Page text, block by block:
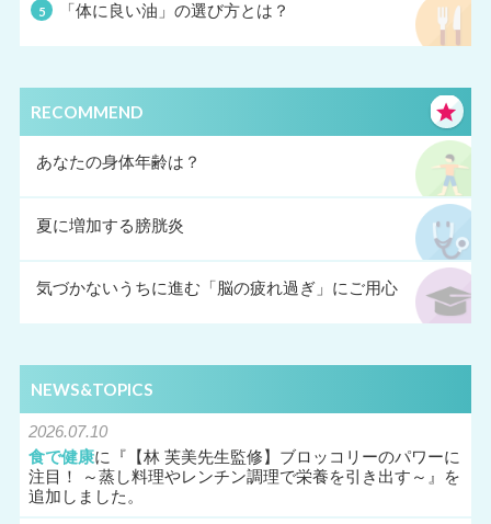
「体に良い油」の選び方とは？
RECOMMEND
あなたの身体年齢は？
夏に増加する膀胱炎
気づかないうちに進む「脳の疲れ過ぎ」にご用心
NEWS&TOPICS
2026.07.10
食で健康に『 【林 芙美先生監修】ブロッコリーのパワーに
注目！ ～蒸し料理やレンチン調理で栄養を引き出す～ 』を
追加しました。